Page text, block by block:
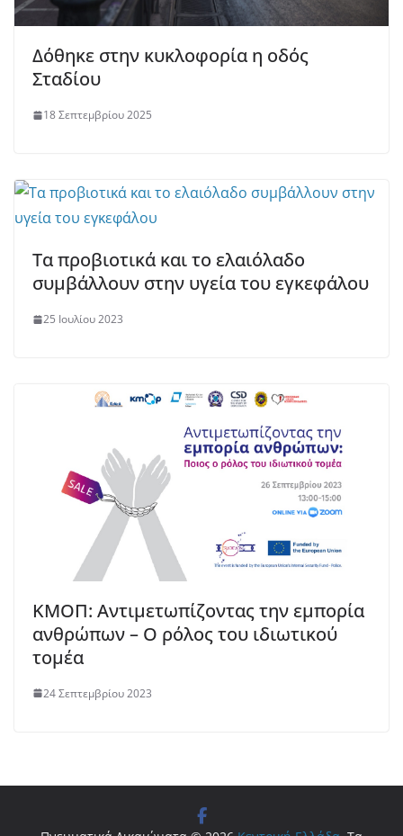
Δόθηκε στην κυκλοφορία η οδός
Σταδίου
18 Σεπτεμβρίου 2025
Τα προβιοτικά και το ελαιόλαδο
συμβάλλουν στην υγεία του εγκεφάλου
25 Ιουλίου 2023
ΚΜΟΠ: Αντιμετωπίζοντας την εμπορία
ανθρώπων – Ο ρόλος του ιδιωτικού
τομέα
24 Σεπτεμβρίου 2023